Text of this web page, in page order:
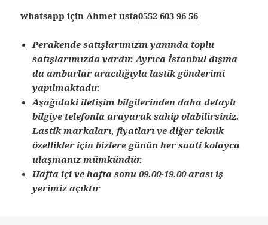
whatsapp için Ahmet usta0552 603 96 56
Perakende satışlarımızın yanında toplu
satışlarımızda vardır. Ayrıca İstanbul dışına
da ambarlar aracılığıyla lastik gönderimi
yapılmaktadır.
Aşağıdaki iletişim bilgilerinden daha detaylı
bilgiye telefonla arayarak sahip olabilirsiniz.
Lastik markaları, fiyatları ve diğer teknik
özellikler için bizlere günün her saati kolayca
ulaşmanız mümkündür.
Hafta içi ve hafta sonu 09.00-19.00 arası iş
yerimiz açıktır